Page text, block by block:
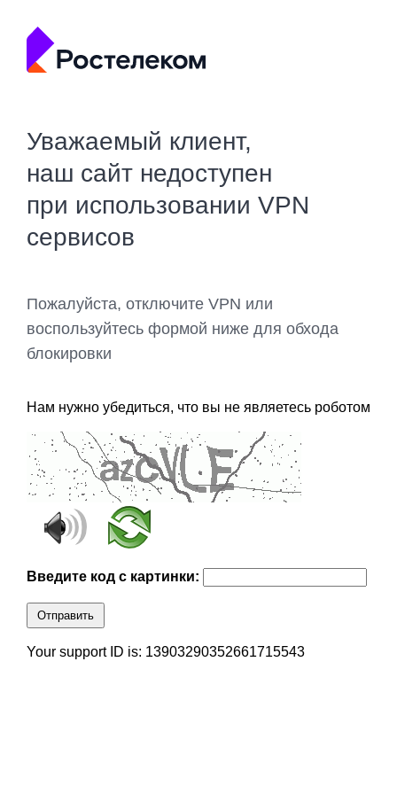
Уважаемый клиент,
наш сайт недоступен
при использовании VPN
сервисов
Пожалуйста, отключите VPN или
воспользуйтесь формой ниже для обхода
блокировки
Нам нужно убедиться, что вы не являетесь роботом
Введите код с картинки:
Отправить
Your support ID is: 13903290352661715543